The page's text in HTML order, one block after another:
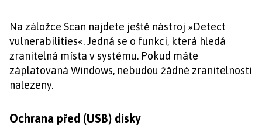
Na záložce Scan najdete ještě nástroj »Detect
vulnerabilities«. Jedná se o funkci, která hledá
zranitelná místa v systému. Pokud máte
záplatovaná Windows, nebudou žádné zranitelnosti
nalezeny.
Ochrana před (USB) disky